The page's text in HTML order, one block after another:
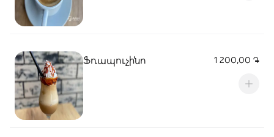
Ֆռապուչինո 1 200,00 ֏